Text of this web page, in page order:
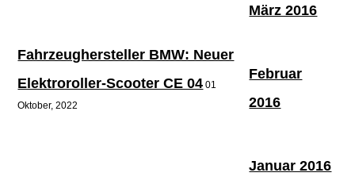
Fahrzeughersteller BMW: Neuer
Elektroroller-Scooter CE 04 01
Oktober, 2022
März 2016
Februar
2016
Januar 2016